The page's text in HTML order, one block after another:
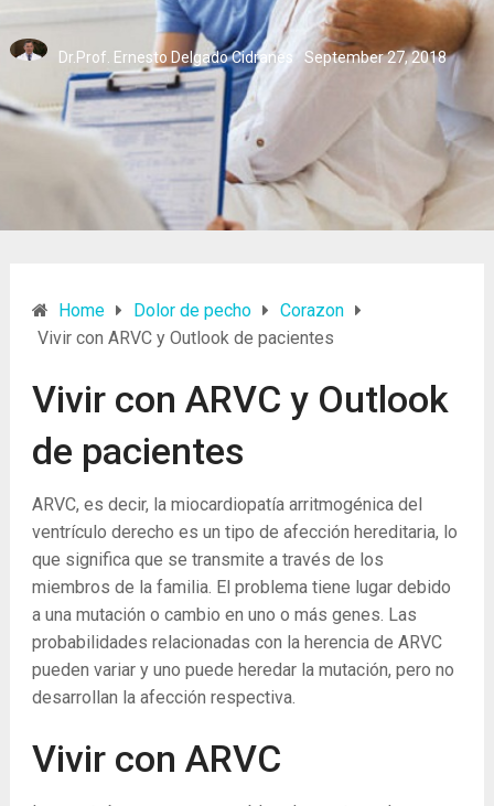
Dr.Prof. Ernesto Delgado Cidranes September 27, 2018
Home Dolor de pecho
Corazon
Vivir con ARVC y Outlook de pacientes
Vivir con ARVC y Outlook
de pacientes
ARVC, es decir, la miocardiopatía arritmogénica del
ventrículo derecho es un tipo de afección hereditaria, lo
que significa que se transmite a través de los
miembros de la familia. El problema tiene lugar debido
a una mutación o cambio en uno o más genes. Las
probabilidades relacionadas con la herencia de ARVC
pueden variar y uno puede heredar la mutación, pero no
desarrollan la afección respectiva.
Vivir con ARVC